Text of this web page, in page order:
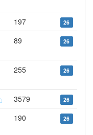
197 26
89 26
255 26
3579 26
190 26